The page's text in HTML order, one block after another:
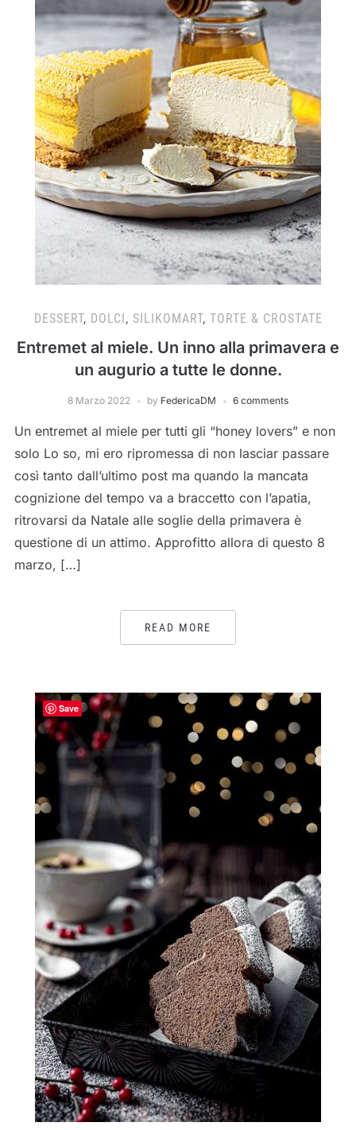
DESSERT, DOLCI, SILIKOMART, TORTE & CROSTATE
Entremet al miele. Un inno alla primavera e
un augurio a tutte le donne.
8 Marzo 2022 by FedericaDM 6 comments
Un entremet al miele per tutti gli “honey lovers” e non
solo Lo so, mi ero ripromessa di non lasciar passare
così tanto dall’ultimo post ma quando la mancata
cognizione del tempo va a braccetto con l’apatia,
ritrovarsi da Natale alle soglie della primavera è
questione di un attimo. Approfitto allora di questo 8
marzo, […]
READ MORE
Save